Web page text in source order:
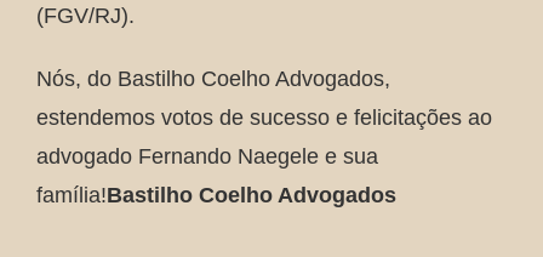
(FGV/RJ).
Nós, do Bastilho Coelho Advogados,
estendemos votos de sucesso e felicitações ao
advogado Fernando Naegele e sua
família!Bastilho Coelho Advogados